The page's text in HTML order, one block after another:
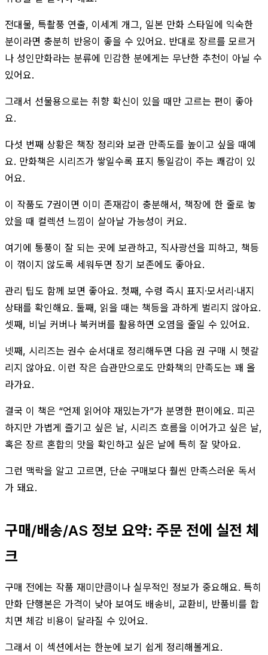
전대물, 특촬풍 연출, 이세계 개그, 일본 만화 스타일에 익숙한
분이라면 충분히 반응이 좋을 수 있어요. 반대로 장르를 모르거
나 성인만화라는 분류에 민감한 분에게는 무난한 추천이 아닐 수
있어요.
그래서 선물용으로는 취향 확신이 있을 때만 고르는 편이 좋아
요.
다섯 번째 상황은 책장 정리와 보관 만족도를 높이고 싶을 때예
요. 만화책은 시리즈가 쌓일수록 표지 통일감이 주는 쾌감이 있
어요.
이 작품도 7권이면 이미 존재감이 충분해서, 책장에 한 줄로 놓
았을 때 컬렉션 느낌이 살아날 가능성이 커요.
여기에 통풍이 잘 되는 곳에 보관하고, 직사광선을 피하고, 책등
이 꺾이지 않도록 세워두면 장기 보존에도 좋아요.
관리 팁도 함께 보면 좋아요. 첫째, 수령 즉시 표지·모서리·내지
상태를 확인해요. 둘째, 읽을 때는 책등을 과하게 벌리지 않아요.
셋째, 비닐 커버나 북커버를 활용하면 오염을 줄일 수 있어요.
넷째, 시리즈는 권수 순서대로 정리해두면 다음 권 구매 시 헷갈
리지 않아요. 이런 작은 습관만으로도 만화책의 만족도는 꽤 올
라가요.
결국 이 책은 “언제 읽어야 재밌는가”가 분명한 편이에요. 피곤
하지만 가볍게 즐기고 싶은 날, 시리즈 흐름을 이어가고 싶은 날,
혹은 장르 혼합의 맛을 확인하고 싶은 날에 특히 잘 맞아요.
그런 맥락을 알고 고르면, 단순 구매보다 훨씬 만족스러운 독서
가 돼요.
구매/배송/AS 정보 요약: 주문 전에 실전 체
크
구매 전에는 작품 재미만큼이나 실무적인 정보가 중요해요. 특히
만화 단행본은 가격이 낮아 보여도 배송비, 교환비, 반품비를 합
치면 체감 비용이 달라질 수 있어요.
그래서 이 섹션에서는 한눈에 보기 쉽게 정리해볼게요.